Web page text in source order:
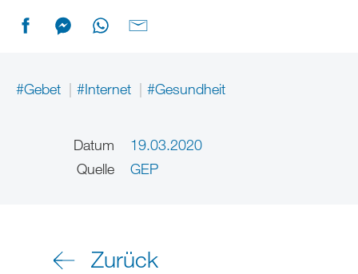
#Gebet #Internet #Gesundheit
Datum
19.03.2020
Quelle
GEP
Zurück